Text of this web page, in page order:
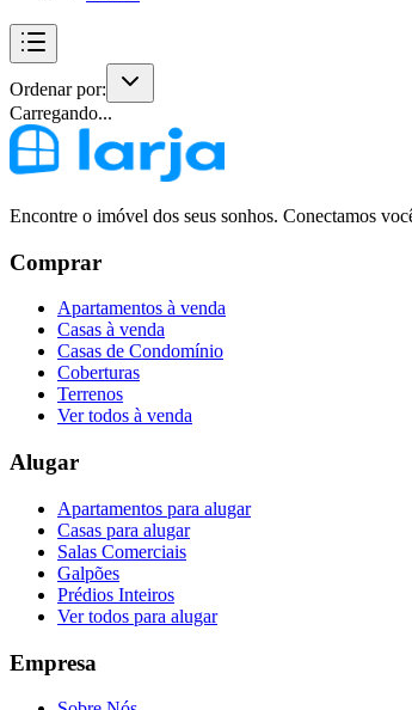
Ordenar por:
Carregando...
Encontre o imóvel dos seus sonhos. Conectamos
Comprar
Apartamentos à venda
Casas à venda
Casas de Condomínio
Coberturas
Terrenos
Ver todos à venda
Alugar
Apartamentos para alugar
Casas para alugar
Salas Comerciais
Galpões
Prédios Inteiros
Ver todos para alugar
Empresa